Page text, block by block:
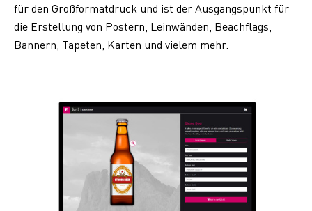
für den Großformatdruck und ist der Ausgangspunkt für
die Erstellung von Postern, Leinwänden, Beachflags,
Bannern, Tapeten, Karten und vielem mehr.